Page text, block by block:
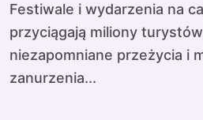
Festiwale i wydarzenia na całym świecie
przyciągają miliony
niezapomniane przeżycia i
zanurzenia...